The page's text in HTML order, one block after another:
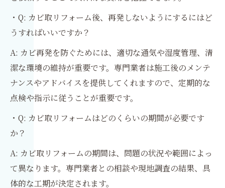
・Q: カビ取リフォーム後、再発しないようにするにはど
うすればいいですか？
A: カビ再発を防ぐためには、適切な通気や湿度管理、清
潔な環境の維持が重要です。専門業者は施工後のメンテ
ナンスやアドバイスを提供してくれますので、定期的な
点検や指示に従うことが重要です。
・Q: カビ取リフォームはどのくらいの期間が必要です
か？
A: カビ取リフォームの期間は、問題の状況や範囲によっ
て異なります。専門業者との相談や現地調査の結果、具
体的な工期が決定されます。